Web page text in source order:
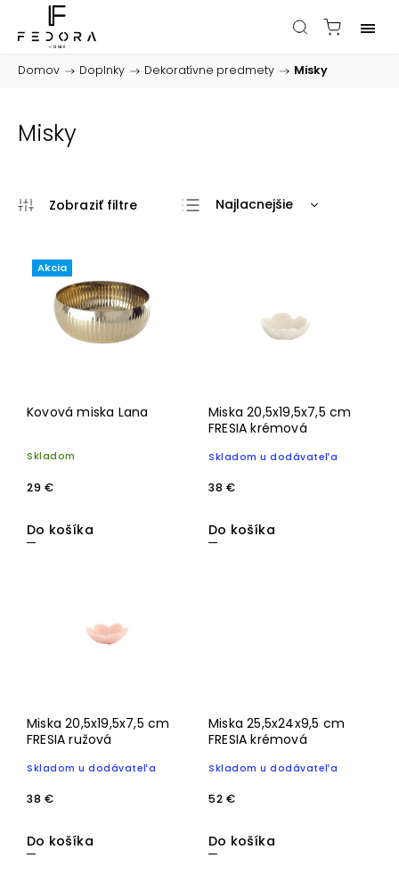
Domov / Doplnky / Dekoratívne predmety / Misky
Misky
Najlacnejšie
Akcia
Kovová miska Lana
Skladom
29 €
Do košíka
Miska 20,5x19,5x7,5 cm
FRESIA krémová
Skladom u dodávateľa
38 €
Do košíka
Miska 20,5x19,5x7,5 cm
FRESIA ružová
Skladom u dodávateľa
38 €
Do košíka
Miska 25,5x24x9,5 cm
FRESIA krémová
Skladom u dodávateľa
52 €
Do košíka